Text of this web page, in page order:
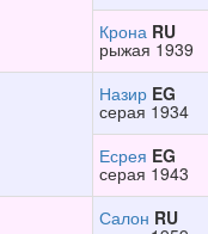
Крона RU
рыжая 1939
Назир EG
серая 1934
Есрея EG
серая 1943
Салон RU